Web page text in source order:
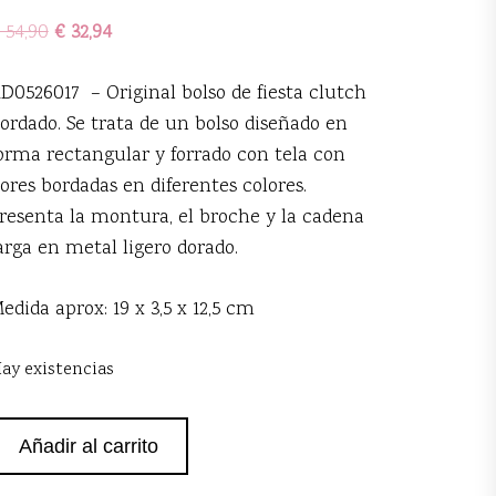
54,90 €32,94
– Original bolso de fiesta clutch
Se trata de un bolso diseñado en
rectangular y forrado con tela con
bordadas en diferentes colores.
la montura, el broche y la cadena
en metal ligero dorado.
aprox: 19 x 3,5 x 12,5 cm
existencias
Añadir al carrito